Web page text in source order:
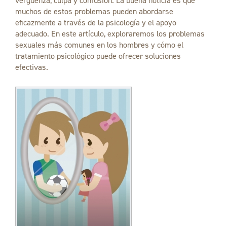
muchos de estos problemas pueden abordarse
eficazmente a través de la psicología y el apoyo
adecuado. En este artículo, exploraremos los problemas
sexuales más comunes en los hombres y cómo el
tratamiento psicológico puede ofrecer soluciones
efectivas.